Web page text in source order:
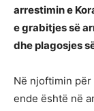
arrestimin e
e grabitjes së
dhe plagosjes
Në njoftimin
ende është në